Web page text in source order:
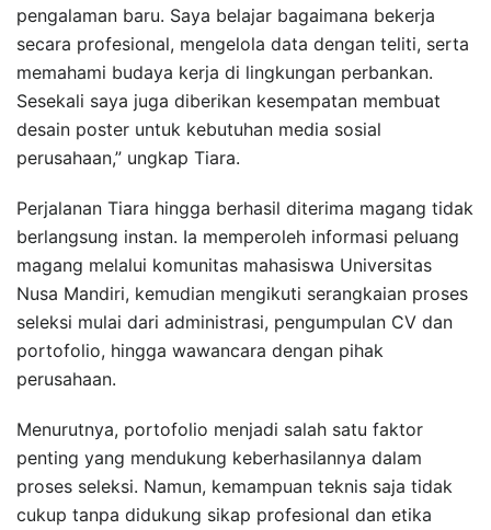
pengalaman baru. Saya belajar bagaimana bekerja
secara profesional, mengelola data dengan teliti, serta
memahami budaya kerja di lingkungan perbankan.
Sesekali saya juga diberikan kesempatan membuat
desain poster untuk kebutuhan media sosial
perusahaan,” ungkap Tiara.
Perjalanan Tiara hingga berhasil diterima magang tidak
berlangsung instan. Ia memperoleh informasi peluang
magang melalui komunitas mahasiswa Universitas
Nusa Mandiri, kemudian mengikuti serangkaian proses
seleksi mulai dari administrasi, pengumpulan CV dan
portofolio, hingga wawancara dengan pihak
perusahaan.
Menurutnya, portofolio menjadi salah satu faktor
penting yang mendukung keberhasilannya dalam
proses seleksi. Namun, kemampuan teknis saja tidak
cukup tanpa didukung sikap profesional dan etika